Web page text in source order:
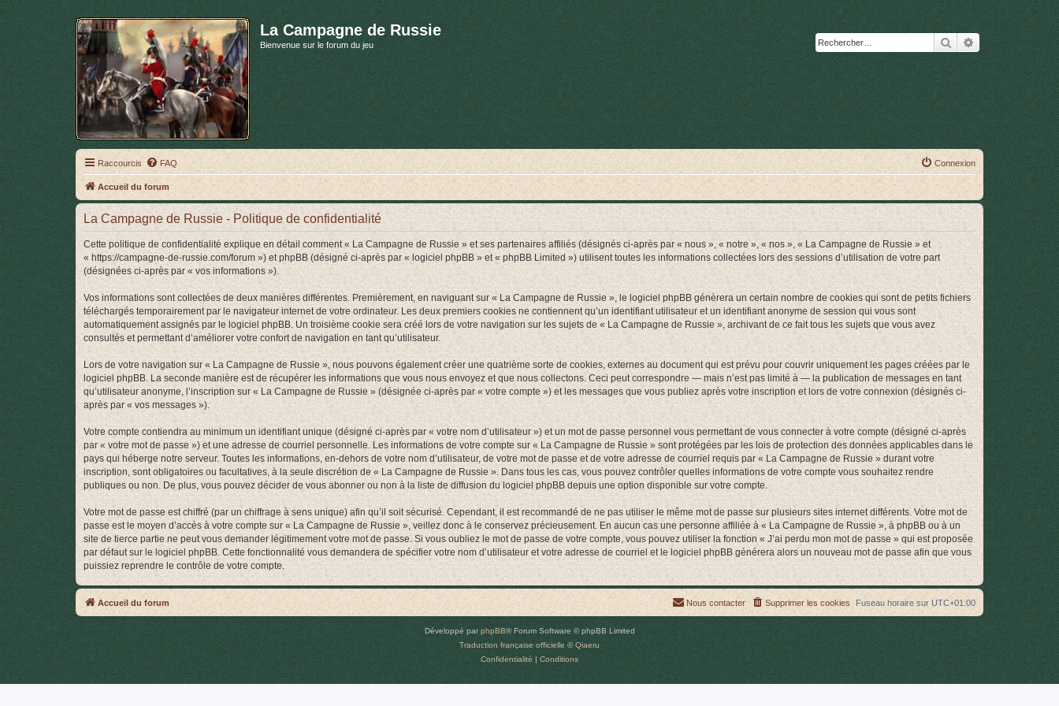
La Campagne de Russie
Bienvenue sur le forum du jeu RechercherRecherche
Raccourcis FAQ Connexion
Accueil du forum
La Campagne de Russie - Politique de confidentialité
Cette politique de confidentialité explique en détail comment « La Campagne de Russie » et ses partenaires affiliés (désignés ci-après par « nous », « notre », « nos », « La Campagne de Russie » et
« https://campagne-de-russie.com/forum ») et phpBB (désigné ci-après par « logiciel phpBB » et « phpBB Limited ») utilisent toutes les informations collectées lors des sessions d’utilisation de votre part
(désignées ci-après par « vos informations »).
Vos informations sont collectées de deux manières différentes. Premièrement, en naviguant sur « La Campagne de Russie », le logiciel phpBB génèrera un certain nombre de cookies qui sont de petits fichiers
téléchargés temporairement par le navigateur internet de votre ordinateur. Les deux premiers cookies ne contiennent qu’un identifiant utilisateur et un identifiant anonyme de session qui vous sont
automatiquement assignés par le logiciel phpBB. Un troisième cookie sera créé lors de votre navigation sur les sujets de « La Campagne de Russie », archivant de ce fait tous les sujets que vous avez
consultés et permettant d’améliorer votre confort de navigation en tant qu’utilisateur.
Lors de votre navigation sur « La Campagne de Russie », nous pouvons également créer une quatrième sorte de cookies, externes au document qui est prévu pour couvrir uniquement les pages créées par le
logiciel phpBB. La seconde manière est de récupérer les informations que vous nous envoyez et que nous collectons. Ceci peut correspondre — mais n’est pas limité à — la publication de messages en tant
qu’utilisateur anonyme, l’inscription sur « La Campagne de Russie » (désignée ci-après par « votre compte ») et les messages que vous publiez après votre inscription et lors de votre connexion (désignés ci-
après par « vos messages »).
Votre compte contiendra au minimum un identifiant unique (désigné ci-après par « votre nom d’utilisateur ») et un mot de passe personnel vous permettant de vous connecter à votre compte (désigné ci-après
par « votre mot de passe ») et une adresse de courriel personnelle. Les informations de votre compte sur « La Campagne de Russie » sont protégées par les lois de protection des données applicables dans le
pays qui héberge notre serveur. Toutes les informations, en-dehors de votre nom d’utilisateur, de votre mot de passe et de votre adresse de courriel requis par « La Campagne de Russie » durant votre
inscription, sont obligatoires ou facultatives, à la seule discrétion de « La Campagne de Russie ». Dans tous les cas, vous pouvez contrôler quelles informations de votre compte vous souhaitez rendre
publiques ou non. De plus, vous pouvez décider de vous abonner ou non à la liste de diffusion du logiciel phpBB depuis une option disponible sur votre compte.
Votre mot de passe est chiffré (par un chiffrage à sens unique) afin qu’il soit sécurisé. Cependant, il est recommandé de ne pas utiliser le même mot de passe sur plusieurs sites internet différents. Votre mot de
passe est le moyen d’accès à votre compte sur « La Campagne de Russie », veillez donc à le conservez précieusement. En aucun cas une personne affiliée à « La Campagne de Russie », à phpBB ou à un
site de tierce partie ne peut vous demander légitimement votre mot de passe. Si vous oubliez le mot de passe de votre compte, vous pouvez utiliser la fonction « J’ai perdu mon mot de passe » qui est proposée
par défaut sur le logiciel phpBB. Cette fonctionnalité vous demandera de spécifier votre nom d’utilisateur et votre adresse de courriel et le logiciel phpBB générera alors un nouveau mot de passe afin que vous
puissiez reprendre le contrôle de votre compte.
Accueil du forum Fuseau horaire sur UTC+01:00
Supprimer les cookies
Nous contacter
Développé parphpBB® Forum Software © phpBB Limited
Traduction française officielle ©Qiaeru
Confidentialité |Conditions